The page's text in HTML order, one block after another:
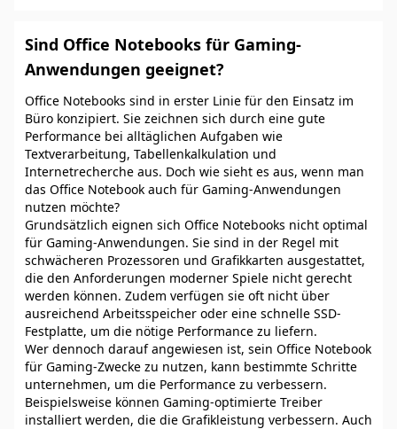
Sind Office Notebooks für Gaming-
Anwendungen geeignet?
Office Notebooks sind in erster Linie für den Einsatz im
Büro konzipiert. Sie zeichnen sich durch eine gute
Performance bei alltäglichen Aufgaben wie
Textverarbeitung, Tabellenkalkulation und
Internetrecherche aus. Doch wie sieht es aus, wenn man
das Office Notebook auch für Gaming-Anwendungen
nutzen möchte?
Grundsätzlich eignen sich Office Notebooks nicht optimal
für Gaming-Anwendungen. Sie sind in der Regel mit
schwächeren Prozessoren und Grafikkarten ausgestattet,
die den Anforderungen moderner Spiele nicht gerecht
werden können. Zudem verfügen sie oft nicht über
ausreichend Arbeitsspeicher oder eine schnelle SSD-
Festplatte, um die nötige Performance zu liefern.
Wer dennoch darauf angewiesen ist, sein Office Notebook
für Gaming-Zwecke zu nutzen, kann bestimmte Schritte
unternehmen, um die Performance zu verbessern.
Beispielsweise können Gaming-optimierte Treiber
installiert werden, die die Grafikleistung verbessern. Auch